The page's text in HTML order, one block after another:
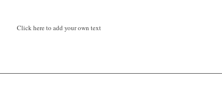
Click here to add your own text